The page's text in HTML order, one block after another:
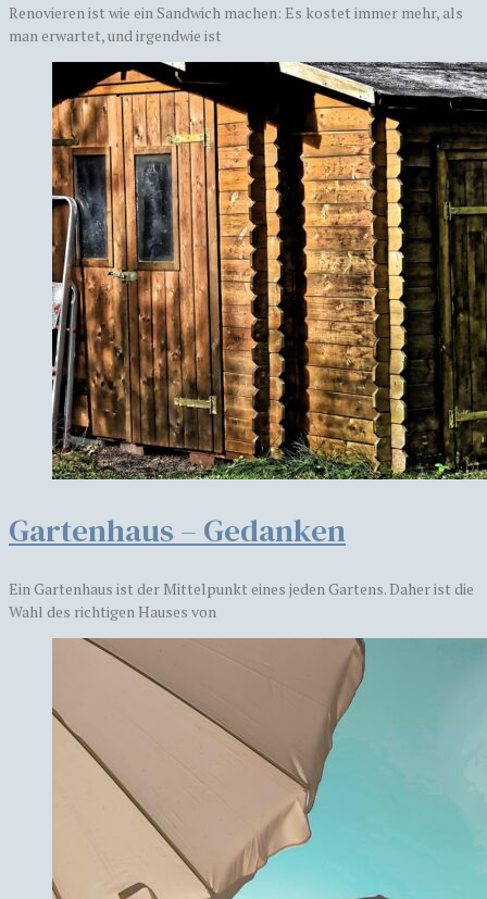
Renovieren ist wie ein Sandwich machen: Es kostet immer mehr, als
man erwartet, und irgendwie ist
Gartenhaus – Gedanken
Ein Gartenhaus ist der Mittelpunkt eines jeden Gartens. Daher ist die
Wahl des richtigen Hauses von